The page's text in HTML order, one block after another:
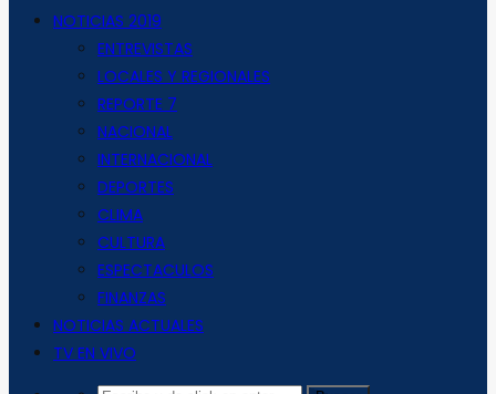
NOTICIAS 2019
ENTREVISTAS
LOCALES Y REGIONALES
REPORTE 7
NACIONAL
INTERNACIONAL
DEPORTES
CLIMA
CULTURA
ESPECTACULOS
FINANZAS
NOTICIAS ACTUALES
TV EN VIVO